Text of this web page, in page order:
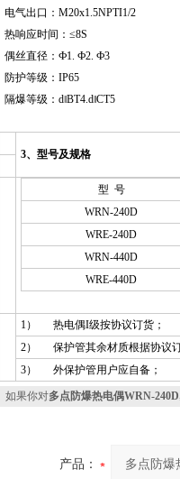
电气出口：M20x1.5NPTI1/2
热响应时间：≤8S
偶丝直径：Ф1. Ф2. Ф3
防护等级：IP65
隔爆等级：d‖BT4.d‖CT5
3、型号及规格
型 号
WRN-240D
WRE-240D
WRN-440D
WRE-440D
1） 热电偶I级按协议订货；
2） 保护管其余材质根据协议
3） 外保护管用户应自备；
如果你对多点防爆热电偶WRN-240D
产品：